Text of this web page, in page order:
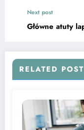
Next post
Główne atuty
RELATED